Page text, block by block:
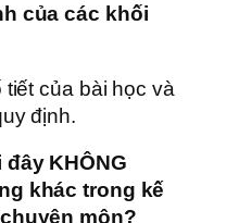
của các khối
của bài học và
định.
KHÔNG
khác trong kế
môn?